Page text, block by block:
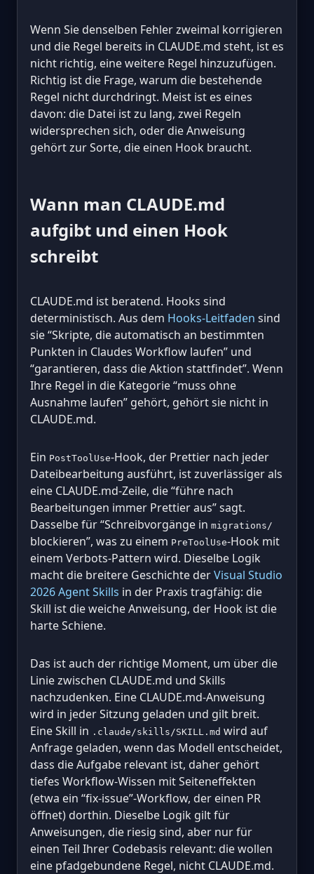
Wenn Sie denselben Fehler zweimal korrigieren
und die Regel bereits in CLAUDE.md steht, ist es
nicht richtig, eine weitere Regel hinzuzufügen.
Richtig ist die Frage, warum die bestehende
Regel nicht durchdringt. Meist ist es eines
davon: die Datei ist zu lang, zwei Regeln
widersprechen sich, oder die Anweisung
gehört zur Sorte, die einen Hook braucht.
Wann man CLAUDE.md
aufgibt und einen Hook
schreibt
CLAUDE.md ist beratend. Hooks sind
deterministisch. Aus dem Hooks-Leitfaden sind
sie “Skripte, die automatisch an bestimmten
Punkten in Claudes Workflow laufen” und
“garantieren, dass die Aktion stattfindet”. Wenn
Ihre Regel in die Kategorie “muss ohne
Ausnahme laufen” gehört, gehört sie nicht in
CLAUDE.md.
Ein PostToolUse-Hook, der Prettier nach jeder
Dateibearbeitung ausführt, ist zuverlässiger als
eine CLAUDE.md-Zeile, die “führe nach
Bearbeitungen immer Prettier aus” sagt.
Dasselbe für “Schreibvorgänge in migrations/
blockieren”, was zu einem PreToolUse-Hook mit
einem Verbots-Pattern wird. Dieselbe Logik
macht die breitere Geschichte derVisual Studio
2026 Agent Skills in der Praxis tragfähig: die
Skill ist die weiche Anweisung, der Hook ist die
harte Schiene.
Das ist auch der richtige Moment, um über die
Linie zwischen CLAUDE.md und Skills
nachzudenken. Eine CLAUDE.md-Anweisung
wird in jeder Sitzung geladen und gilt breit.
Eine Skill in .claude/skills/SKILL.md wird auf
Anfrage geladen, wenn das Modell entscheidet,
dass die Aufgabe relevant ist, daher gehört
tiefes Workflow-Wissen mit Seiteneffekten
(etwa ein “fix-issue”-Workflow, der einen PR
öffnet) dorthin. Dieselbe Logik gilt für
Anweisungen, die riesig sind, aber nur für
einen Teil Ihrer Codebasis relevant: die wollen
eine pfadgebundene Regel, nicht CLAUDE.md.